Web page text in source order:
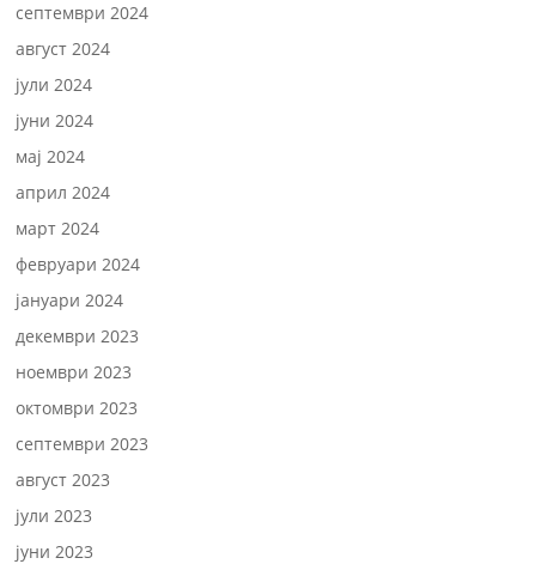
септември 2024
август 2024
јули 2024
јуни 2024
мај 2024
април 2024
март 2024
февруари 2024
јануари 2024
декември 2023
ноември 2023
октомври 2023
септември 2023
август 2023
јули 2023
јуни 2023